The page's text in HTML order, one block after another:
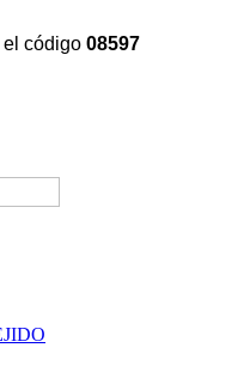
el código 08597